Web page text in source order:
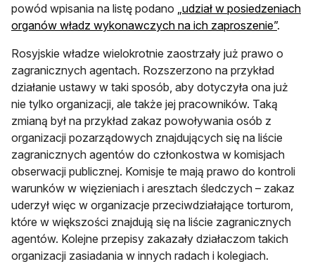
powód wpisania na listę podano „udział w posiedzeniach
organów władz wykonawczych na ich zaproszenie”.
Rosyjskie władze wielokrotnie zaostrzały już prawo o
zagranicznych agentach. Rozszerzono na przykład
działanie ustawy w taki sposób, aby dotyczyła ona już
nie tylko organizacji, ale także jej pracowników. Taką
zmianą był na przykład zakaz powoływania osób z
organizacji pozarządowych znajdujących się na liście
zagranicznych agentów do członkostwa w komisjach
obserwacji publicznej. Komisje te mają prawo do kontroli
warunków w więzieniach i aresztach śledczych – zakaz
uderzył więc w organizacje przeciwdziałające torturom,
które w większości znajdują się na liście zagranicznych
agentów. Kolejne przepisy zakazały działaczom takich
organizacji zasiadania w innych radach i kolegiach.